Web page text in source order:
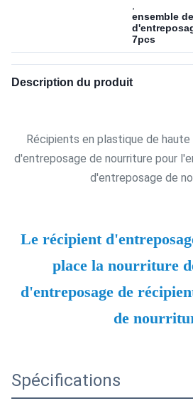
ensemble
7pcs
Description du produit
Récipients en plastique de
d'entreposage de nourriture pour
d'entreposage de
Le récipient
place la nourriture
d'entreposage de
de
Spécifications